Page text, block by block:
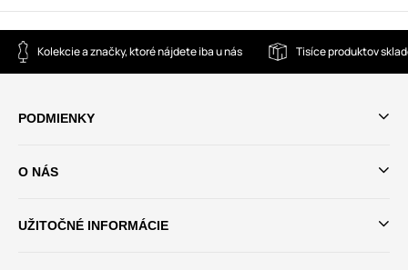
Kolekcie a značky, ktoré nájdete iba u nás Tisíce produktov
PODMIENKY
O NÁS
UŽITOČNÉ INFORMÁCIE